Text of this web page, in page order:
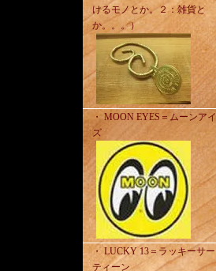
けるモノとか。２：雑貨と
か。。。）
・ MOON EYES＝ムーンアイ
ズ
・ LUCKY 13＝ラッキーサー
ティーン